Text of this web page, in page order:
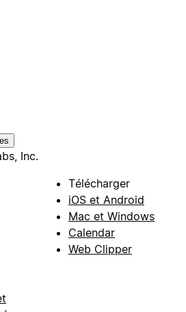
Inc.
Télécharger
iOS et Android
Mac et Windows
Calendar
Web Clipper